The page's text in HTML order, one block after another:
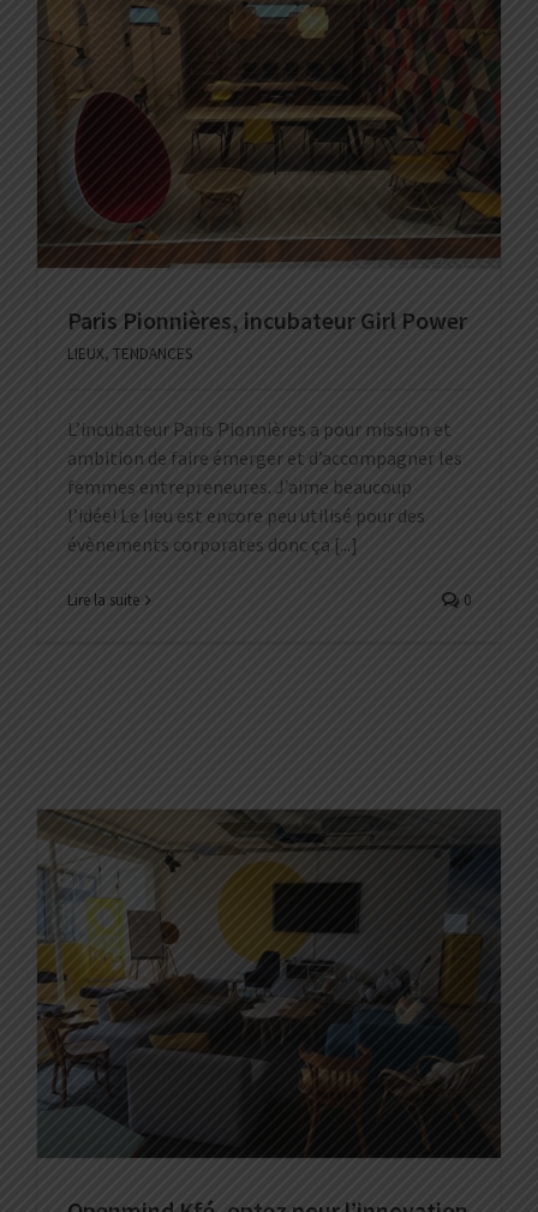
Paris Pionnières, incubateur Girl Power
LIEUX, TENDANCES
L’incubateur Paris Pionnières a pour mission et
ambition de faire émerger et d’accompagner les
femmes entrepreneures. J’aime beaucoup
l’idée! Le lieu est encore peu utilisé pour des
évènements corporates donc ça [...]
Lire la suite 0